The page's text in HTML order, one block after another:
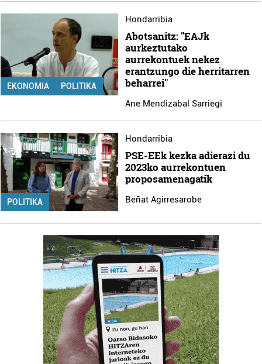
EKONOMIA POLITIKA
Hondarribia
Abotsanitz: "EAJk
aurkeztutako
aurrekontuek nekez
erantzungo die herritarren
beharrei"
Ane Mendizabal Sarriegi
POLITIKA
Hondarribia
PSE-EEk kezka adierazi du
2023ko aurrekontuen
proposamenagatik
Beñat Agirresarobe